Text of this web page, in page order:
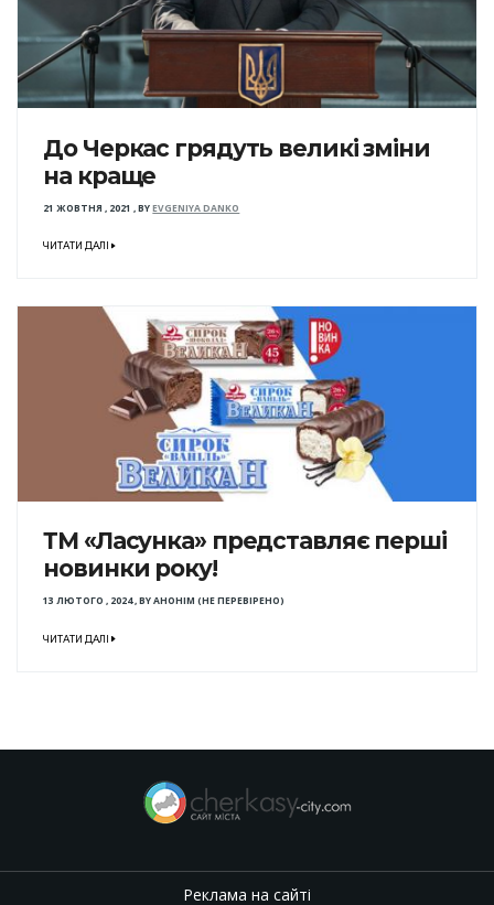
До Черкас грядуть великі зміни
на краще
21 ЖОВТНЯ , 2021 ,BYEVGENIYA DANKO
ЧИТАТИ ДАЛІ
ТМ «Ласунка» представляє перші
новинки року!
13 ЛЮТОГО , 2024,BYАНОНІМ (НЕ ПЕРЕВІРЕНО)
ЧИТАТИ ДАЛІ
Реклама на сайті